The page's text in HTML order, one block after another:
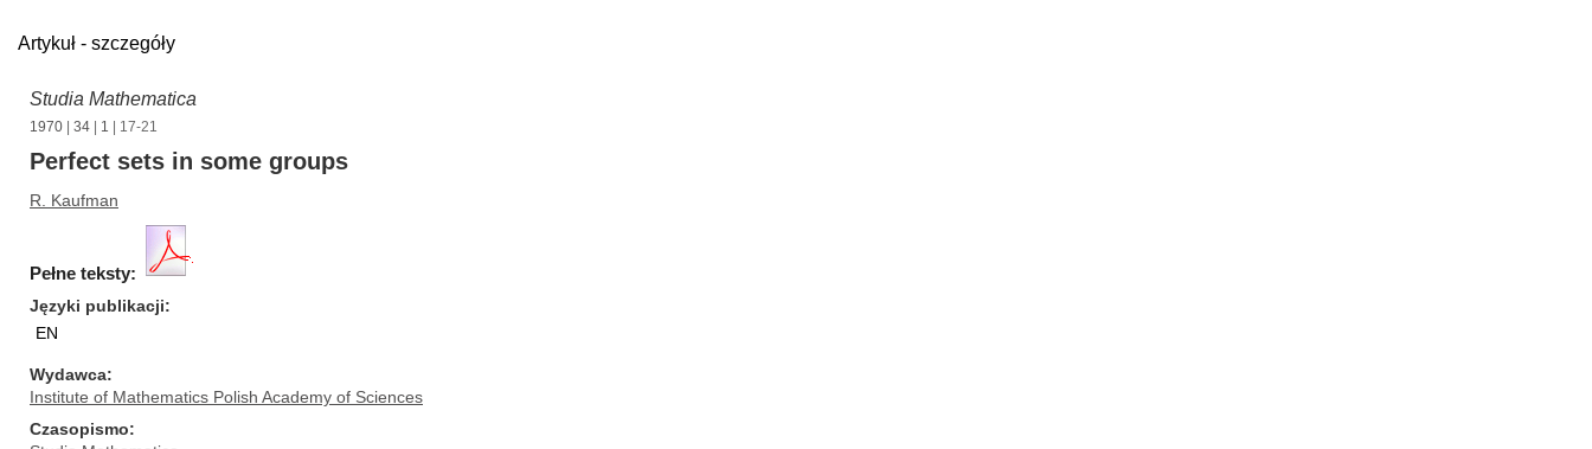
Artykuł - szczegóły
Studia Mathematica
1970 34 1 | 17-21
Perfect sets in some groups
R. Kaufman
Pełne teksty:
Języki publikacji
EN
Wydawca
Institute of Mathematics Polish Academy of Sciences
Czasopismo